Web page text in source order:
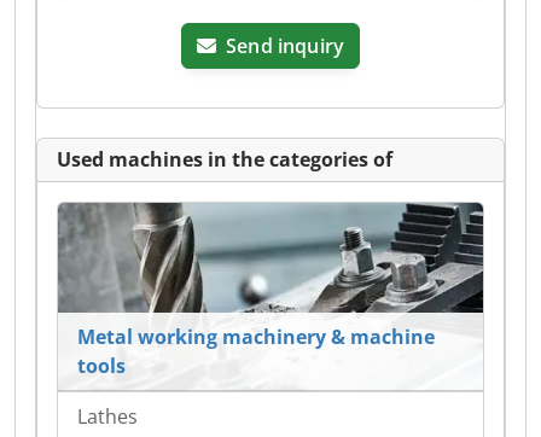
Send inquiry
Used machines in the categories of
Metal working machinery & machine
tools
Lathes